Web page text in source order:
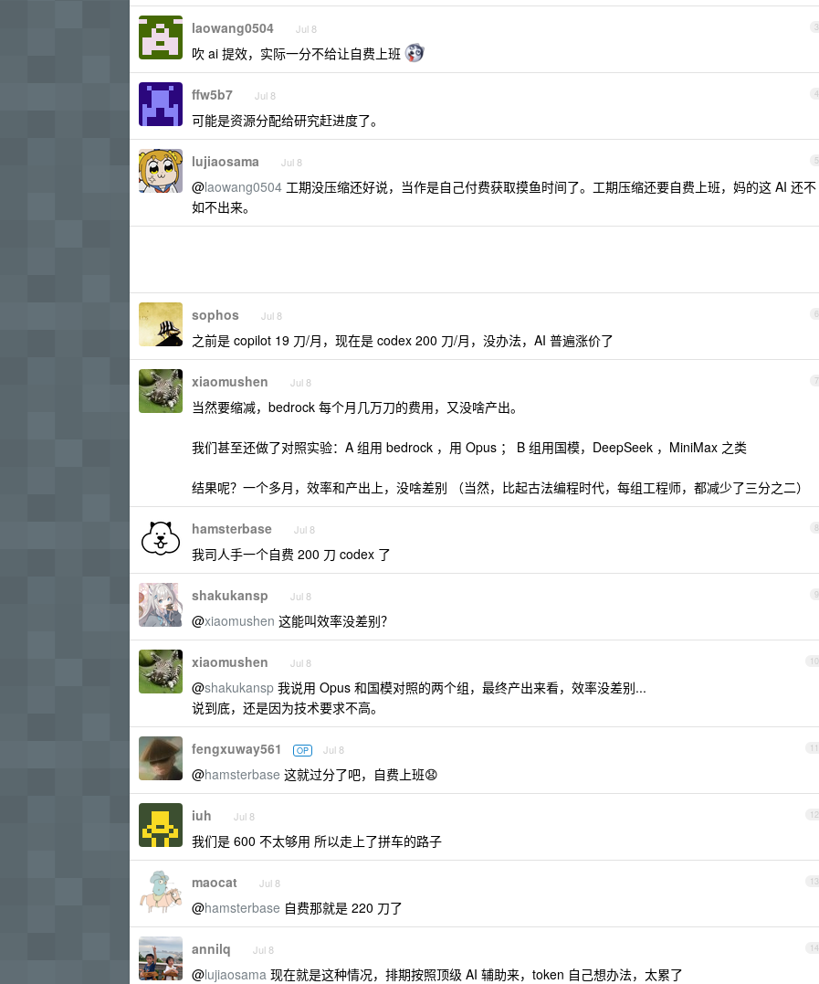
3
laowang0504 Jul 8
吹 ai 提效，实际一分不给让自费上班
4
ffw5b7 Jul 8
可能是资源分配给研究赶进度了。
5
lujiaosama Jul 8
@laowang0504 工期没压缩还好说，当作是自己付费获取摸鱼时间了。工期压缩还要自费上班，妈的这 AI 还不
如不出来。
6
sophos Jul 8
之前是 copilot 19 刀/月，现在是 codex 200 刀/月，没办法，AI 普遍涨价了
7
xiaomushen Jul 8
当然要缩减，bedrock 每个月几万刀的费用，又没啥产出。
我们甚至还做了对照实验：A 组用 bedrock ，用 Opus ； B 组用国模，DeepSeek ，MiniMax 之类
结果呢？一个多月，效率和产出上，没啥差别 （当然，比起古法编程时代，每组工程师，都减少了三分之二）
8
hamsterbase Jul 8
我司人手一个自费 200 刀 codex 了
9
shakukansp Jul 8
@xiaomushen 这能叫效率没差别？
10
xiaomushen Jul 8
@shakukansp 我说用 Opus 和国模对照的两个组，最终产出来看，效率没差别...
说到底，还是因为技术要求不高。
11
fengxuway561 OP Jul 8
@hamsterbase 这就过分了吧，自费上班😧
12
iuh Jul 8
我们是 600 不太够用 所以走上了拼车的路子
13
maocat Jul 8
@hamsterbase 自费那就是 220 刀了
14
annilq Jul 8
@lujiaosama 现在就是这种情况，排期按照顶级 AI 辅助来，token 自己想办法，太累了